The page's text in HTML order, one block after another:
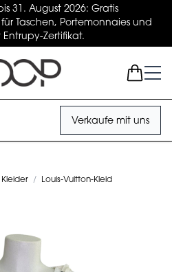
31. August 2026: Gratis
Taschen, Portemonnaies und
Zertifikat.
Verkaufe mit uns
Kleider / Louis-Vuitton-Kleid